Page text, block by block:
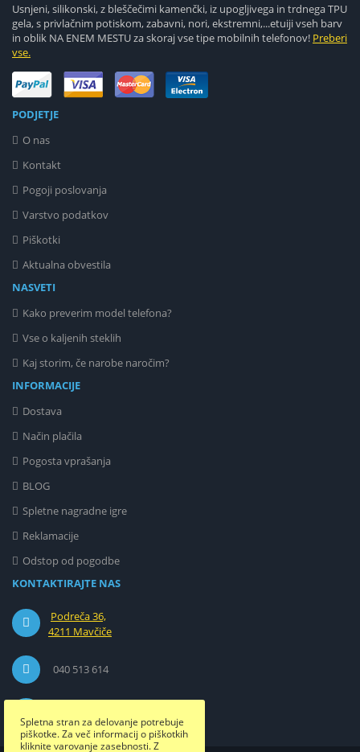
Spletna stran za delovanje potrebuje
piškotke. Za več informacij o piškotkih
kliknite varovanje zasebnosti. Z
Usnjeni, silikonski, z bleščečimi kamenčki, iz upogljivega in trdnega TPU
gela, s privlačnim potiskom, zabavni, nori, ekstremni,...etuiji vseh barv
in oblik NA ENEM MESTU za skoraj vse tipe mobilnih telefonov! Preberi
vse.
PODJETJE
O nas
Kontakt
Pogoji poslovanja
Varstvo podatkov
Piškotki
Aktualna obvestila
NASVETI
Kako preverim model telefona?
Vse o kaljenih steklih
Kaj storim, če narobe naročim?
INFORMACIJE
Dostava
Način plačila
Pogosta vprašanja
BLOG
Spletne nagradne igre
Reklamacije
Odstop od pogodbe
KONTAKTIRAJTE NAS
Podreča 36,
4211 Mavčiče
040 513 614